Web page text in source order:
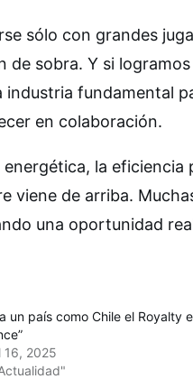
sólo con grandes
de sobra. Y si
fundamental
en colaboración.
la
viene de arriba.
una oportunidad
un país como Chile el Royalty
16, 2025